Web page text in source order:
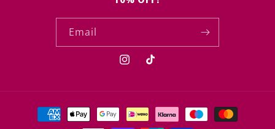
Email
InstagramTikTok
Payment
methods